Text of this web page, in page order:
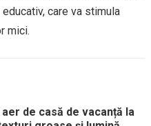
care va stimula
mici.
de casă de vacanță la